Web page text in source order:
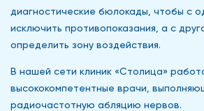
диагностические бюлокады, чтобы с
исключить противопоказания, а с
определить зону воздействия.
В нашей сети клиник «Столица»
высококомпетентные врачи,
радиочастотную абляцию нервов.